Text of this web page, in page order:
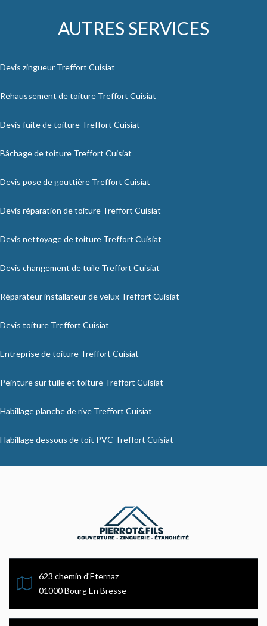
AUTRES SERVICES
Devis zingueur Treffort Cuisiat
Rehaussement de toiture Treffort Cuisiat
Devis fuite de toiture Treffort Cuisiat
Bâchage de toiture Treffort Cuisiat
Devis pose de gouttière Treffort Cuisiat
Devis réparation de toiture Treffort Cuisiat
Devis nettoyage de toiture Treffort Cuisiat
Devis changement de tuile Treffort Cuisiat
Réparateur installateur de velux Treffort Cuisiat
Devis toiture Treffort Cuisiat
Entreprise de toiture Treffort Cuisiat
Peinture sur tuile et toiture Treffort Cuisiat
Habillage planche de rive Treffort Cuisiat
Habillage dessous de toit PVC Treffort Cuisiat
623 chemin d'Eternaz
01000 Bourg En Bresse